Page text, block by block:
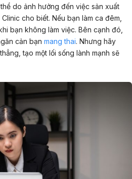
do ảnh hưởng đến việc sản xuất
cho biết. Nếu bạn làm ca đêm,
bạn không làm việc. Bên cạnh đó,
cản bạn mang thai. Nhưng hãy
tạo một lối sống lành mạnh sẽ